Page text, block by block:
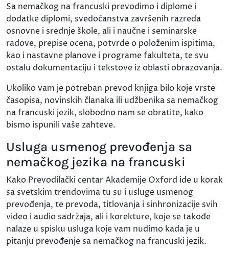
Sa nemačkog na francuski prevodimo i diplome i
dodatke diplomi, svedočanstva završenih razreda
osnovne i srednje škole, ali i naučne i seminarske
radove, prepise ocena, potvrde o položenim ispitima,
kao i nastavne planove i programe fakulteta, te svu
ostalu dokumentaciju i tekstove iz oblasti obrazovanja.
Ukoliko vam je potreban prevod knjiga bilo koje vrste
časopisa, novinskih članaka ili udžbenika sa nemačkog
na francuski jezik, slobodno nam se obratite, kako
bismo ispunili vaše zahteve.
Usluga usmenog prevođenja sa
nemačkog jezika na francuski
Kako Prevodilački centar Akademije Oxford ide u korak
sa svetskim trendovima tu su i usluge usmenog
prevođenja, te prevoda, titlovanja i sinhronizacije svih
video i audio sadržaja, ali i korekture, koje se takođe
nalaze u spisku usluga koje vam nudimo kada je u
pitanju prevođenje sa nemačkog na francuski jezik.